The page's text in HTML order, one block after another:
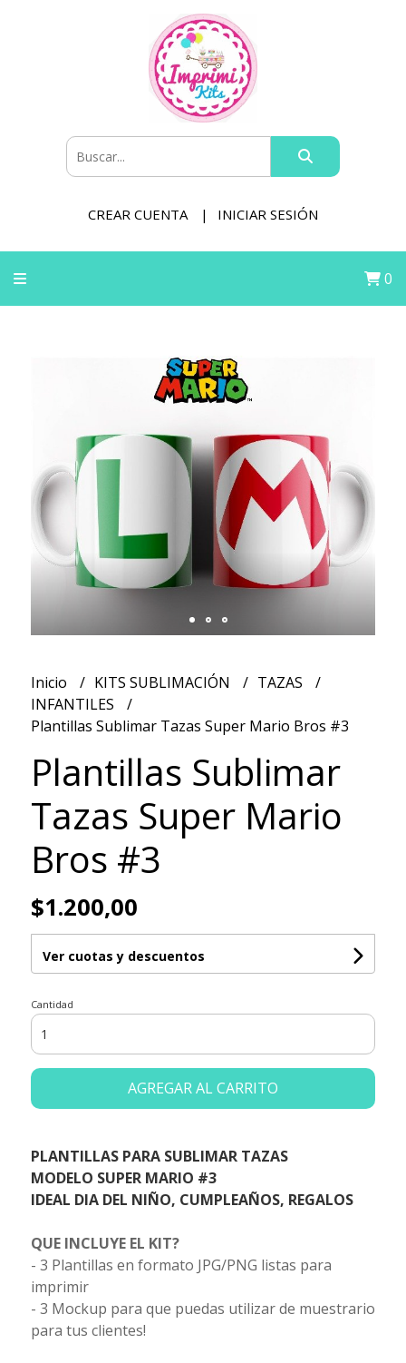
CREAR CUENTA INICIAR SESIÓN
0
Inicio KITS SUBLIMACIÓN
TAZAS
INFANTILES
Plantillas Sublimar Tazas Super Mario Bros #3
Plantillas Sublimar
Tazas Super Mario
Bros #3
$1.200,00
Ver cuotas y descuentos
Cantidad
AGREGAR AL CARRITO
PLANTILLAS PARA SUBLIMAR TAZAS
MODELO SUPER MARIO #3
IDEAL DIA DEL NIÑO, CUMPLEAÑOS, REGALOS
QUE INCLUYE EL KIT?
- 3 Plantillas en formato JPG/PNG listas para
imprimir
- 3 Mockup para que puedas utilizar de muestrario
para tus clientes!